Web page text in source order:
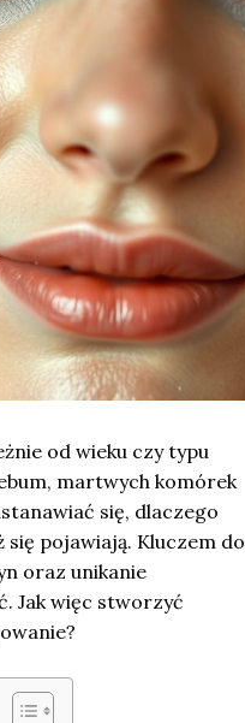
od wieku czy typu
martwych komórek
się, dlaczego
pojawiają. Kluczem do
oraz unikanie
Jak więc stworzyć